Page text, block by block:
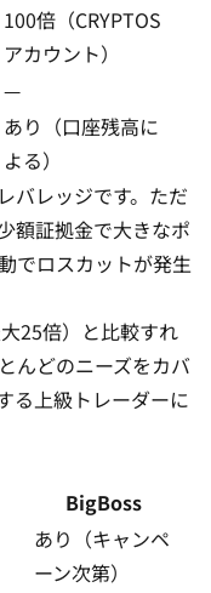
100倍（CRYPTOS
アカウント）
—
あり（口座残高に
よる）
バレッジです。ただ
額証拠金で大きなポ
でロスカットが発生
25倍）と比較すれ
んどのニーズをカバ
る上級トレーダーに
BigBoss
あり（キャンペ
ーン次第）